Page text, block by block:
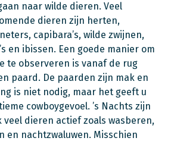
naar wilde dieren. Veel
dieren zijn herten,
capibara’s, wilde zwijnen,
en ibissen. Een goede manier om
te observeren is vanaf de rug
paard. De paarden zijn mak en
is niet nodig, maar het geeft u
cowboygevoel. ’s Nachts zijn
veel dieren actief zoals wasberen,
en nachtzwaluwen. Misschien